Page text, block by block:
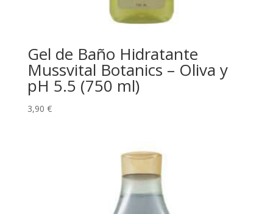
Gel de Baño Hidratante
Mussvital Botanics – Oliva y
pH 5.5 (750 ml)
3,90 €